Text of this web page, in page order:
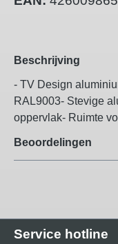
Beschrijving
- TV Design
RAL9003- Stevige
oppervlak- Ruimte
Beoordelingen
Service hotline